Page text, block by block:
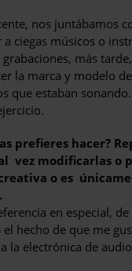
nos juntábamos
a ciegas músicos o
más
la marca y modelo
que estaban
prefieres hacer?
vez modificarlas o
o es
en especial,
hecho de que me
la electrónica de